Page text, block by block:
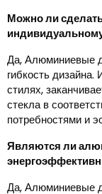
Можно ли
Да, Алюминиевые
гибкость
стилях,
стекла в
потребностями и
Являются ли
Да, Алюминиевые